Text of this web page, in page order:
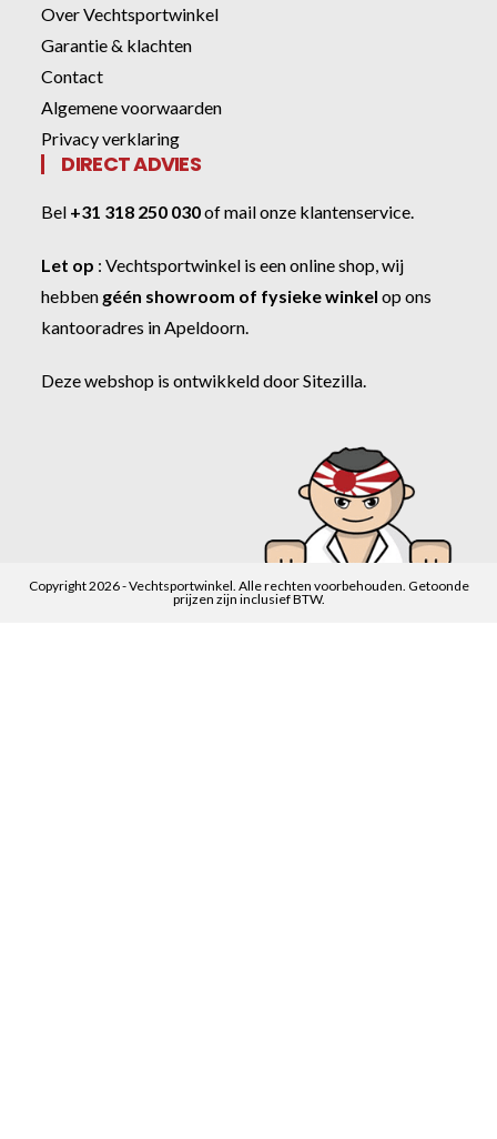
Over Vechtsportwinkel
Garantie & klachten
Contact
Algemene voorwaarden
Privacy verklaring
DIRECT ADVIES
Bel +31 318 250 030ofmail onze klantenservice.
Let op :Vechtsportwinkel is een online shop, wij
hebben géén showroom of fysieke winkel op ons
kantooradres in Apeldoorn.
Deze webshop is ontwikkeld doorSitezilla.
Copyright 2026 - Vechtsportwinkel. Alle rechten voorbehouden. Getoonde
prijzen zijn inclusief BTW.